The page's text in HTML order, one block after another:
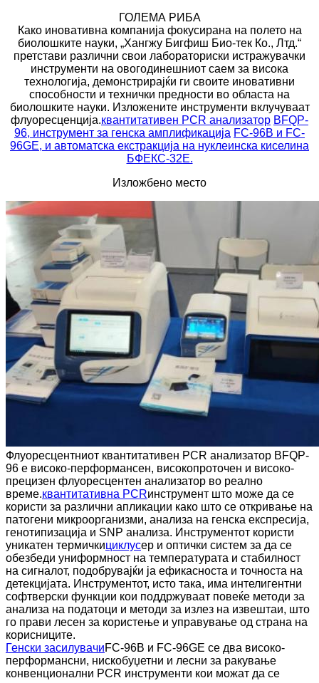
ГОЛЕМА РИБА
Како иновативна компанија фокусирана на полето на
биолошките науки, „Хангжу Бигфиш Био-тек Ко., Лтд.“
претстави различни свои лабораториски истражувачки
инструменти на овогодинешниот саем за висока
технологија, демонстрирајќи ги своите иновативни
способности и технички предности во областа на
биолошките науки. Изложените инструменти вклучуваат
флуоресценција.квантитативен PCR анализатор BFQP-
96, инструмент за генска амплификација FC-96B и FC-
96GE, и автоматска екстракција на нуклеинска киселина
БФЕКС-32Е.
Изложбено место
Флуоресцентниот квантитативен PCR анализатор BFQP-
96 е високо-перформансен, високопроточен и високо-
прецизен флуоресцентен анализатор во реално
време.квантитативна PCRинструмент што може да се
користи за различни апликации како што се откривање на
патогени микроорганизми, анализа на генска експресија,
генотипизација и SNP анализа. Инструментот користи
уникатен термичкициклусер и оптички систем за да се
обезбеди униформност на температурата и стабилност
на сигналот, подобрувајќи ја ефикасноста и точноста на
детекцијата. Инструментот, исто така, има интелигентни
софтверски функции кои поддржуваат повеќе методи за
анализа на податоци и методи за излез на извештаи, што
го прави лесен за користење и управување од страна на
корисниците.
Генски засилувачиFC-96B и FC-96GE се два високо-
перформансни, нискобуџетни и лесни за ракување
конвенционални PCR инструменти кои можат да се